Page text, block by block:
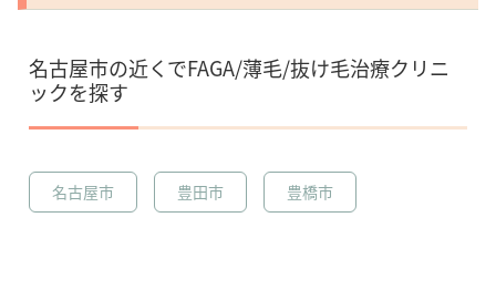
名古屋市の近くでFAGA/薄毛/抜け毛治療クリニ
ックを探す
名古屋市 豊田市 豊橋市